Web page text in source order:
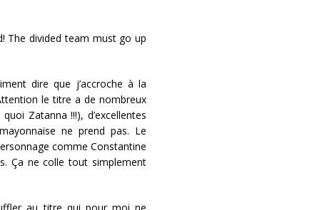
The divided team must go up
dire que j’accroche à la
le titre a de nombreux
Zatanna !!!), d’excellentes
ne prend pas. Le
comme Constantine
Ça ne colle tout simplement